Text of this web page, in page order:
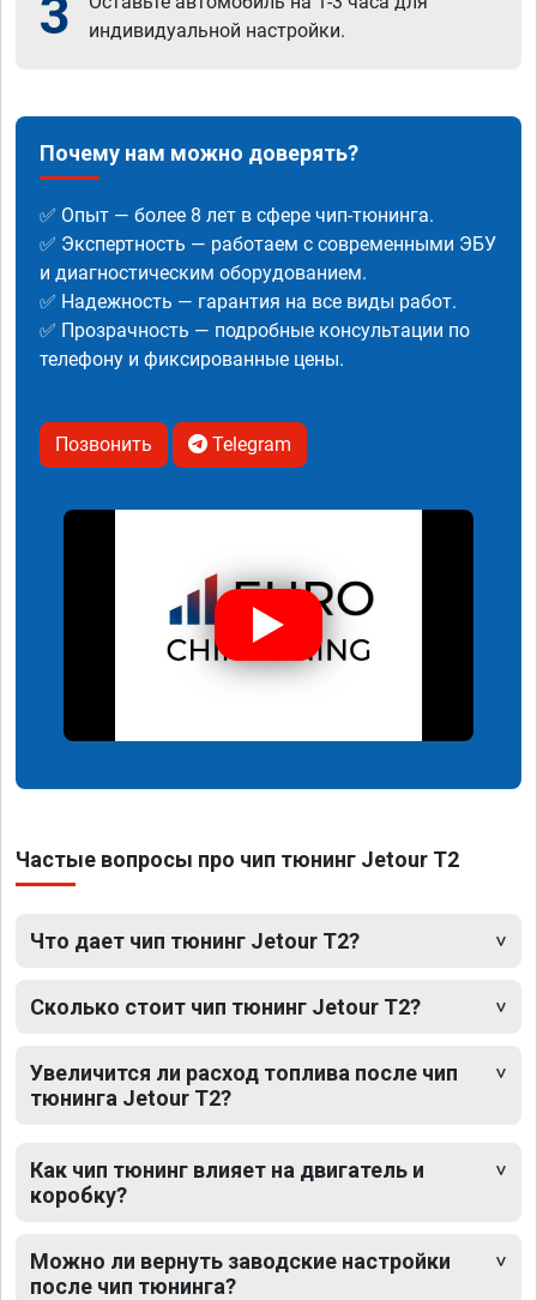
3
индивидуальной настройки.
Почему нам можно доверять?
✅ Опыт — более 8 лет в сфере чип-тюнинга.
✅ Экспертность — работаем с современными ЭБУ
и диагностическим оборудованием.
✅ Надежность — гарантия на все виды работ.
✅ Прозрачность — подробные консультации по
телефону и фиксированные цены.
Позвонить Telegram
Частые вопросы про чип тюнинг Jetour T2
Что дает чип тюнинг Jetour T2?
Сколько стоит чип тюнинг Jetour T2?
Увеличится ли расход топлива после чип
тюнинга Jetour T2?
Как чип тюнинг влияет на двигатель и
коробку?
Можно ли вернуть заводские настройки
после чип тюнинга?